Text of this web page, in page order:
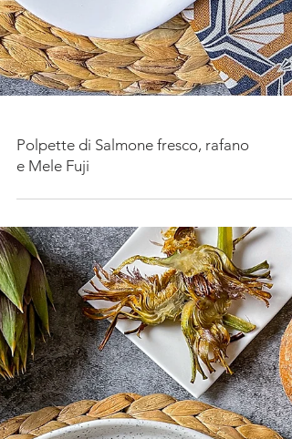
Polpette di Salmone fresco, rafano
e Mele Fuji